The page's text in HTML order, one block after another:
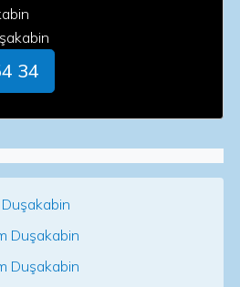
34
Duşakabin
Duşakabin